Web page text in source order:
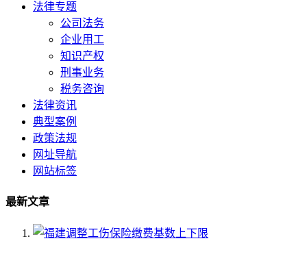
法律专题
公司法务
企业用工
知识产权
刑事业务
税务咨询
法律资讯
典型案例
政策法规
网址导航
网站标签
最新文章